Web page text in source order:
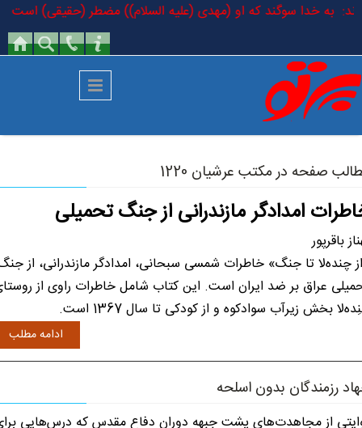
رفتن به محتوای اصلی
به خدا سوگند که او (مهدی (علیه السلام)) مضطر (حقیقی) است
صفحه در مکتب عرشیان 1220
امدادگر مازندرانی از جنگ تحمیلی
باقرپور
چنده‌لا تا جنگ» خاطرات شمسی سبحانی، امدادگر مازندرانی، از
عراق بر ضد ایران است. این کتاب شامل خاطرات راوی از
بخش زیرآب سوادکوه و از کودکی تا سال 1367 است.
ادامه مطلب
رزمندگان بدون اسلحه
از مجاهدت‌های پشت جبهه دوران دفاع مقدس که درس‌هایی